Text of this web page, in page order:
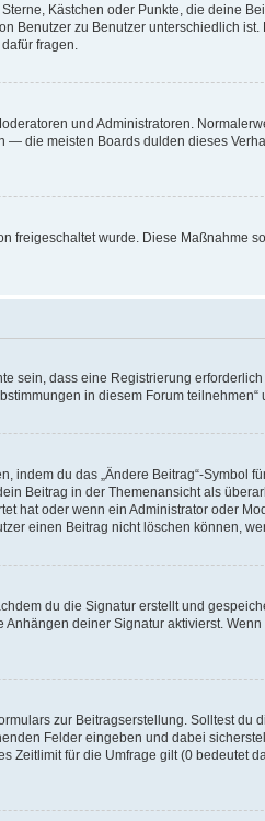
Kästchen oder Punkte, die deine
Benutzer zu Benutzer unterschiedlich
fragen.
und Administratoren.
die meisten Boards dulden dieses
freigeschaltet wurde. Diese Maßnahme
sein, dass eine Registrierung
in diesem Forum teilnehmen“
du das „Ändere Beitrag“-Symbol
Beitrag in der Themenansicht als
hat oder wenn ein Administrator oder
einen Beitrag nicht löschen können,
du die Signatur erstellt und
deiner Signatur aktivierst.
zur Beitragserstellung. Solltest du
Felder eingeben und dabei
Zeitlimit für die Umfrage gilt (0 bedeutet